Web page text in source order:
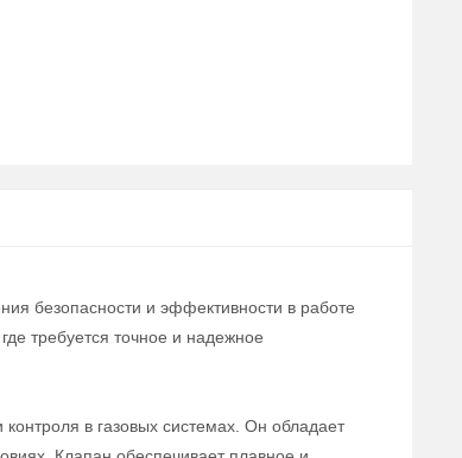
безопасности и эффективности в работе
требуется точное и надежное
в газовых системах. Он обладает